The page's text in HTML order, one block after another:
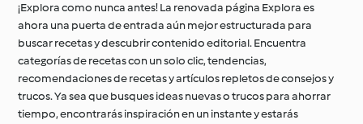
¡Explora como nunca antes! La renovada página Explora es
ahora una puerta de entrada aún mejor estructurada para
buscar recetas y descubrir contenido editorial. Encuentra
categorías de recetas con un solo clic, tendencias,
recomendaciones de recetas y artículos repletos de consejos y
trucos. Ya sea que busques ideas nuevas o trucos para ahorrar
tiempo, encontrarás inspiración en un instante y estarás